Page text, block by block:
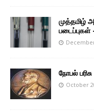
முத்தமிழ்
நோபல்
October